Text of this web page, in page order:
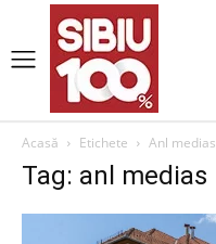
Acasă Etichete Anl medias
Tag: anl medias